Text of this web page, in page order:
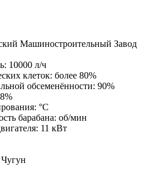
Машиностроительный Завод
10000 л/ч
клеток: более 80%
обсеменённости: 90%
°C
барабана: об/мин
11 кВт